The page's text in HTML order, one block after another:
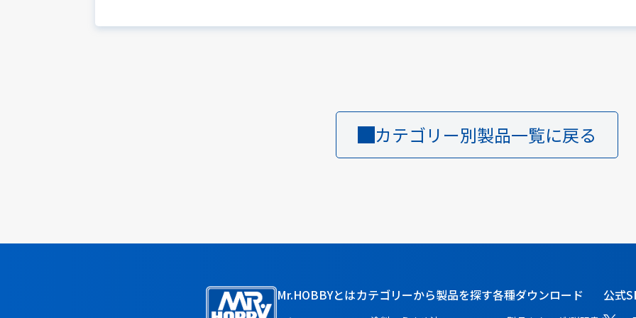
カテゴリー別製品一覧に戻る
Mr.HOBBYとはカテゴリーから製品を探す各種ダウンロード 公式